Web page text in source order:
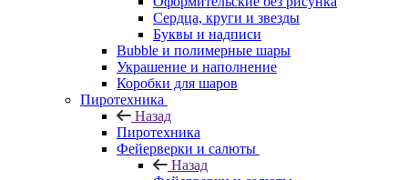
Сердца, круги и звезды
Буквы и надписи
Bubble и полимерные шары
Украшение и наполнение
Коробки для шаров
Пиротехника
Назад
Пиротехника
Фейерверки и салюты
Назад